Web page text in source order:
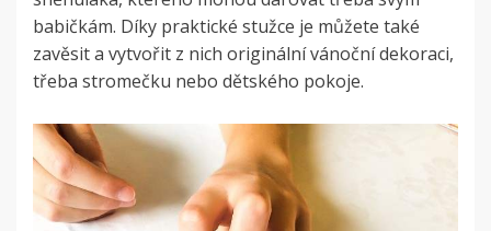
babičkám. Díky praktické stužce je můžete také
zavěsit a vytvořit z nich originální vánoční dekoraci,
třeba stromečku nebo dětského pokoje.